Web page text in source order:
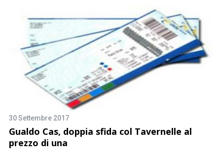
30 Settembre 2017
Gualdo Cas, doppia sfida col Tavernelle al
prezzo di una